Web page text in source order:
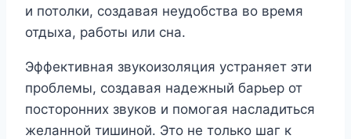
и потолки, создавая неудобства во время
отдыха, работы или сна.
Эффективная звукоизоляция устраняет эти
проблемы, создавая надежный барьер от
посторонних звуков и помогая насладиться
желанной тишиной. Это не только шаг к